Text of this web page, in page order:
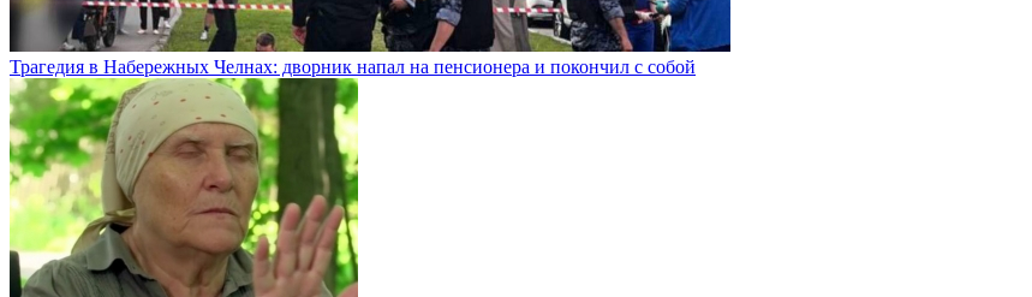
Трагедия в Набережных Челнах: дворник напал на пенсионера и покончил с собой